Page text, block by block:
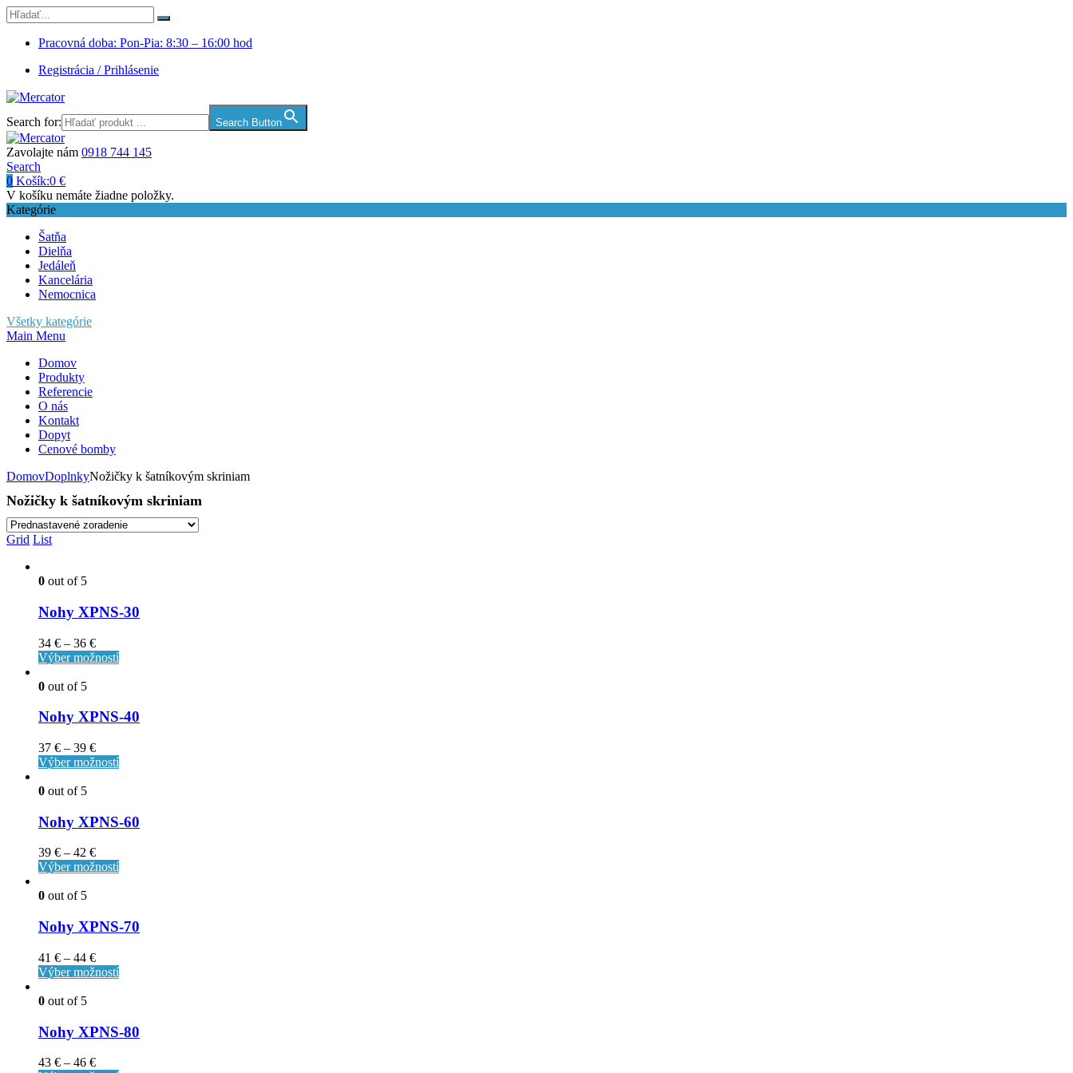
Pracovná doba: Pon-Pia: 8:30 – 16:00 hod
Registrácia / Prihlásenie
Search for: Search Button
Zavolajte nám 0918 744 145
Search
0 Košík:0 €
V košíku nemáte žiadne položky.
Kategórie
Šatňa
Dielňa
Jedáleň
Kancelária
Nemocnica
Všetky kategórie
Main Menu
Domov
Produkty
Referencie
O nás
Kontakt
Dopyt
Cenové bomby
DomovDoplnkyNožičky k šatníkovým skriniam
Nožičky k šatníkovým skriniam
Grid List
0 out of 5
Nohy XPNS-30
34 € – 36 €
Výber možností
0 out of 5
Nohy XPNS-40
37 € – 39 €
Výber možností
0 out of 5
Nohy XPNS-60
39 € – 42 €
Výber možností
0 out of 5
Nohy XPNS-70
41 € – 44 €
Výber možností
0 out of 5
Nohy XPNS-80
43 € – 46 €